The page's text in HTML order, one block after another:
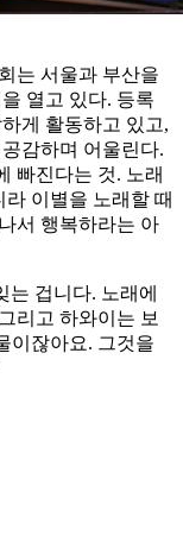
는 서울과 부산을
열고 있다. 등록
게 활동하고 있고,
감하며 어울린다.
빠진다는 것. 노래
이별을 노래할 때
서 행복하라는 아
는 겁니다. 노래에
리고 하와이는 보
이잖아요. 그것을